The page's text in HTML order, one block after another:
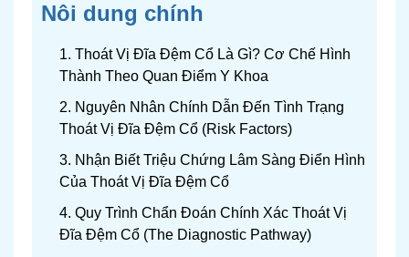
Nôi dung chính
1. Thoát Vị Đĩa Đệm Cổ Là Gì? Cơ Chế Hình
Thành Theo Quan Điểm Y Khoa
2. Nguyên Nhân Chính Dẫn Đến Tình Trạng
Thoát Vị Đĩa Đệm Cổ (Risk Factors)
3. Nhận Biết Triệu Chứng Lâm Sàng Điển Hình
Của Thoát Vị Đĩa Đệm Cổ
4. Quy Trình Chẩn Đoán Chính Xác Thoát Vị
Đĩa Đệm Cổ (The Diagnostic Pathway)